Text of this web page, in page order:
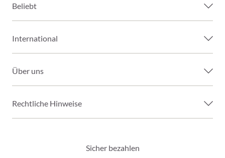
Beliebt
International
Über uns
Rechtliche Hinweise
Sicher bezahlen